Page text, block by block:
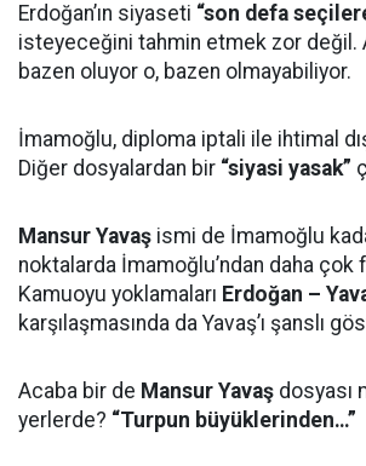
Erdoğan’ın siyaseti “son defa
isteyeceğini tahmin etmek zor değil.
bazen oluyor o, bazen olmayabiliyor.
İmamoğlu, diploma iptali ile ihtimal
Diğer dosyalardan bir “siyasi yasak”
Mansur Yavaş ismi de İmamoğlu
noktalarda İmamoğlu’ndan daha çok
Kamuoyu yoklamaları Erdoğan –
karşılaşmasında da Yavaş’ı şanslı
Acaba bir de Mansur Yavaş dosyası
yerlerde? “Turpun büyüklerinden…”